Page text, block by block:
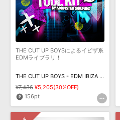
THE CUT UP BOYSによるイビザ系
EDMライブラリ！
THE CUT UP BOYS - EDM IBIZA TOOL KIT
¥7,436 ¥5,205(30%OFF)
156pt